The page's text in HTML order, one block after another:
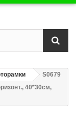
S0679
40*30см,